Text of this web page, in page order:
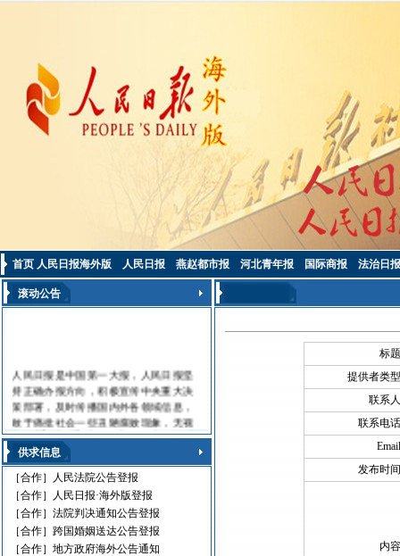
首页 人民日报海外版 人民日报 燕赵都市报 河北青年报 国际商报 法治日报
滚动公告
人民日报是中国第一大报，人民日报坚
持正确办报方向，积极宣传中央重大决
策部署，及时传播国内外各领域信息，
敢于痛批社会一些丑陋腐败现象，无视
法律的黑社会流氓，利用职权玩忽职守
的高级官员，受到读报人欢迎。人民日
报海外版，这是中国对外发行的最具权
威性的综合性中文日报，主要面向海外
华人、华侨、港澳台同胞和在各国，发
行80多个国家和地区。
人民日报刊登010-61429368
供求信息
［合作］
人民法院公告登报
［合作］
人民日报·海外版登报
［合作］法院判决通知公告登报
［合作］跨国婚姻送达公告登报
［合作］地方政府海外公告通知
标
提供者类
联系
联系电
发布时
内